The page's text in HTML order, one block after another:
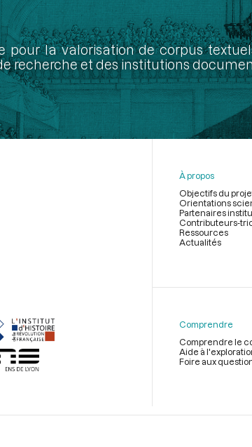
pour la valorisation de corpus
recherche et des institutions
page
À propos
Objectifs du
Orientations
Partenaires
Contributeurs-
Ressources
Actualités
Comprendre
Comprendre le
Aide à
Foire aux